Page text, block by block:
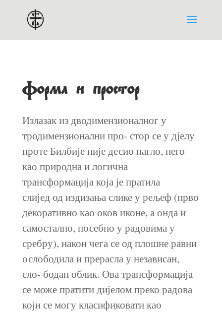
Форма и простор
Излазак из дводимензионалног у
тродимензионални про- стор се у дјелу
проте Билбије није десио нагло, него
као природна и логична
трансформација која је пратила
слијед од издизања слике у рељеф (прво
декоративно као оков иконе, а онда и
самостално, посебно у радовима у
сребру), након чега се од плошне равни
ослободила и прерасла у независан,
сло- бодан облик. Ова трансформација
се може пратити дијелом преко радова
који се могу класификовати као